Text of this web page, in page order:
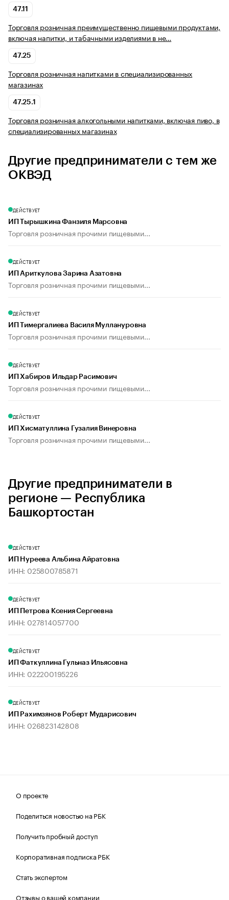
47.11
Торговля розничная преимущественно пищевыми продуктами,
включая напитки, и табачными изделиями в не…
47.25
Торговля розничная напитками в специализированных
магазинах
47.25.1
Торговля розничная алкогольными напитками, включая пиво, в
специализированных магазинах
Другие предприниматели с тем же
ОКВЭД
ДЕЙСТВУЕТ
ИП Тырышкина Фанзиля Марсовна
Торговля розничная прочими пищевыми...
ДЕЙСТВУЕТ
ИП Ариткулова Зарина Азатовна
Торговля розничная прочими пищевыми...
ДЕЙСТВУЕТ
ИП Тимергалиева Василя Муллануровна
Торговля розничная прочими пищевыми...
ДЕЙСТВУЕТ
ИП Хабиров Ильдар Расимович
Торговля розничная прочими пищевыми...
ДЕЙСТВУЕТ
ИП Хисматуллина Гузалия Винеровна
Торговля розничная прочими пищевыми...
Другие предприниматели в
регионе — Республика
Башкортостан
ДЕЙСТВУЕТ
ИП Нуреева Альбина Айратовна
ИНН: 025800785871
ДЕЙСТВУЕТ
ИП Петрова Ксения Сергеевна
ИНН: 027814057700
ДЕЙСТВУЕТ
ИП Фаткуллина Гульназ Ильясовна
ИНН: 022200195226
ДЕЙСТВУЕТ
ИП Рахимзянов Роберт Мударисович
ИНН: 026823142808
О проекте
Поделиться новостью на РБК
Получить пробный доступ
Корпоративная подписка РБК
Стать экспертом
Отзывы о вашей компании